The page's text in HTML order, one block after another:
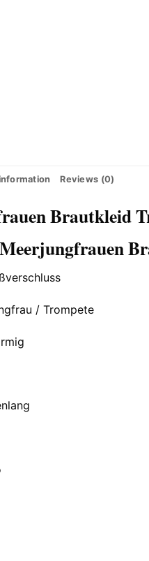
Reviews (0)
Brautkleid
/ Trompete